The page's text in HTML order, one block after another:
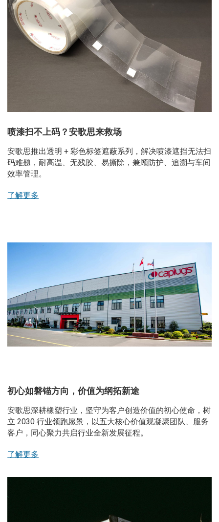
喷漆扫不上码？安歌思来救场
安歌思推出透明 + 彩色标签遮蔽系列，解决喷漆遮挡无法扫
码难题，耐高温、无残胶、易撕除，兼顾防护、追溯与车间
效率管理。
了解更多
初心如磐锚方向，价值为纲拓新途
安歌思深耕橡塑行业，坚守为客户创造价值的初心使命，树
立 2030 行业领跑愿景，以五大核心价值观凝聚团队、服务
客户，同心聚力共启行业全新发展征程。
了解更多